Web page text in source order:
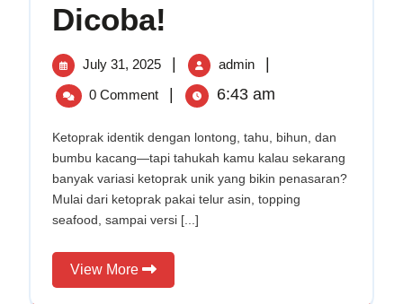
Dicoba!
Unik
yang
Wajib
July 31, 2025
July
31,
2025
| admin
Variasi
Unik
yang
Wajib
Dicoba!
|
0 Comment | 6:43 am
Ketoprak identik dengan lontong, tahu, bihun, dan
bumbu kacang—tapi tahukah kamu kalau sekarang
banyak variasi ketoprak unik yang bikin penasaran?
Mulai dari ketoprak pakai telur asin, topping
seafood, sampai versi [...]
View More
View
More